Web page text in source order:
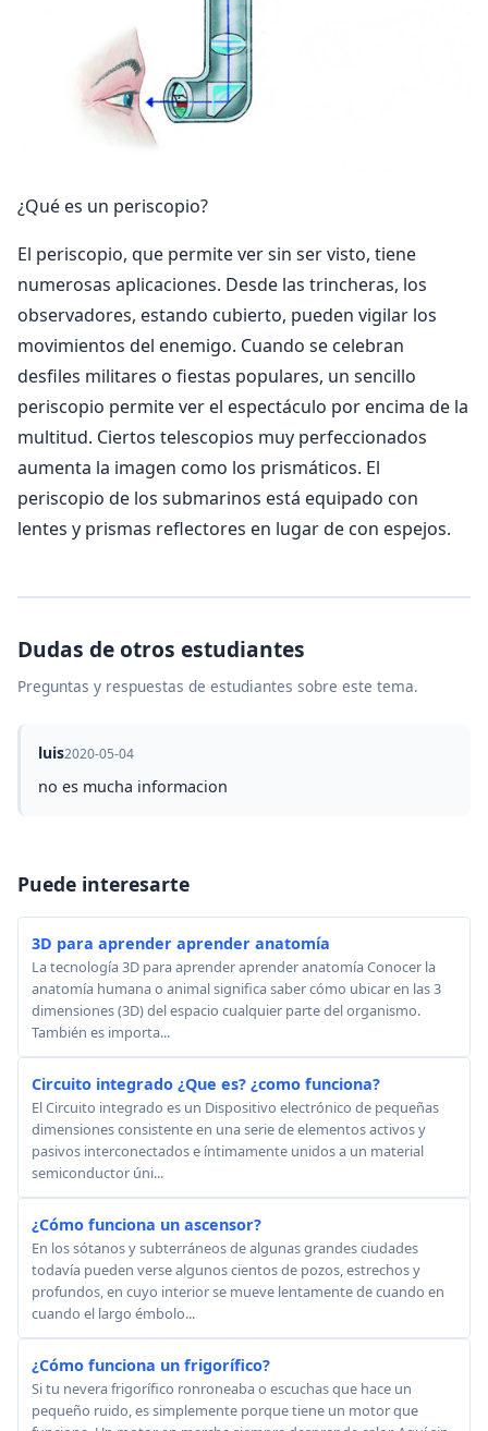
¿Qué es un periscopio?
El periscopio, que permite ver sin ser visto, tiene
numerosas aplicaciones. Desde las trincheras, los
observadores, estando cubierto, pueden vigilar los
movimientos del enemigo. Cuando se celebran
desfiles militares o fiestas populares, un sencillo
periscopio permite ver el espectáculo por encima de la
multitud. Ciertos telescopios muy perfeccionados
aumenta la imagen como los prismáticos. El
periscopio de los submarinos está equipado con
lentes y prismas reflectores en lugar de con espejos.
Dudas de otros estudiantes
Preguntas y respuestas de estudiantes sobre este tema.
luis2020-05-04
no es mucha informacion
Puede interesarte
3D para aprender aprender anatomía
La tecnología 3D para aprender aprender anatomía Conocer la
anatomía humana o animal significa saber cómo ubicar en las 3
dimensiones (3D) del espacio cualquier parte del organismo.
También es importa...
Circuito integrado ¿Que es? ¿como funciona?
El Circuito integrado es un Dispositivo electrónico de pequeñas
dimensiones consistente en una serie de elementos activos y
pasivos interconectados e íntimamente unidos a un material
semiconductor úni...
¿Cómo funciona un ascensor?
En los sótanos y subterráneos de algunas grandes ciudades
todavía pueden verse algunos cientos de pozos, estrechos y
profundos, en cuyo interior se mueve lentamente de cuando en
cuando el largo émbolo...
¿Cómo funciona un frigorífico?
Si tu nevera frigorífico ronroneaba o escuchas que hace un
pequeño ruido, es simplemente porque tiene un motor que